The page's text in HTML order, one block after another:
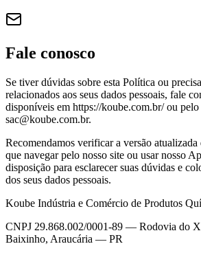
Fale conosco
Se tiver dúvidas sobre esta Política ou
relacionados aos seus dados pessoais, fale
disponíveis em https://koube.com.br/ ou pelo
sac@koube.com.br.
Recomendamos verificar a versão atualizada
que navegar pelo nosso site ou usar nosso
disposição para esclarecer suas dúvidas e
dos seus dados pessoais.
Koube Indústria e Comércio de Produtos
CNPJ 29.868.002/0001-89 — Rodovia do
Baixinho, Araucária — PR